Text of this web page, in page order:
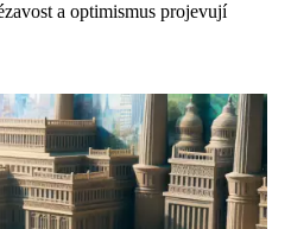
a optimismus projevují